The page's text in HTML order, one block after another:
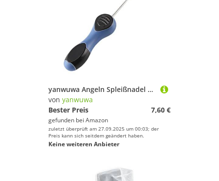
yanwuwa Angeln Spleißnadel Köder Bohrer Köder Rigs Boilie Stringer Haken Nadel Angeln Zubehör Köder Einfädelwerkzeug
von yanwuwa
Bester Preis
7,60 €
gefunden bei Amazon
zuletzt überprüft am 27.09.2025 um 00:03; der
Preis kann sich seitdem geändert haben.
Keine weiteren Anbieter